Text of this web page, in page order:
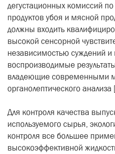
дегустационных комиссий
продуктов убоя и мясной
должны входить
высокой сенсорной
независимостью суждений
воспроизводимые
владеющие современными
органолептического анализа
Для контроля качества
используемого сырья,
контроля все большее
высокоэффективной